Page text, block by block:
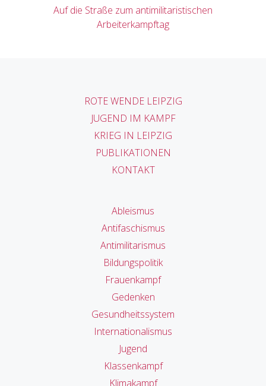
Auf die Straße zum antimilitaristischen
Arbeiterkampftag
ROTE WENDE LEIPZIG
JUGEND IM KAMPF
KRIEG IN LEIPZIG
PUBLIKATIONEN
KONTAKT
Ableismus
Antifaschismus
Antimilitarismus
Bildungspolitik
Frauenkampf
Gedenken
Gesundheitssystem
Internationalismus
Jugend
Klassenkampf
Klimakampf